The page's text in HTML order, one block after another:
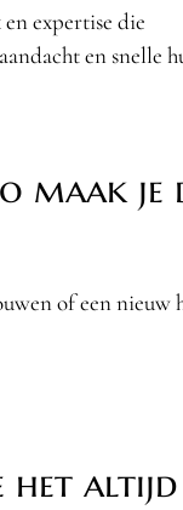
expertise die
en snelle
maak je
of een nieuw
het altijd